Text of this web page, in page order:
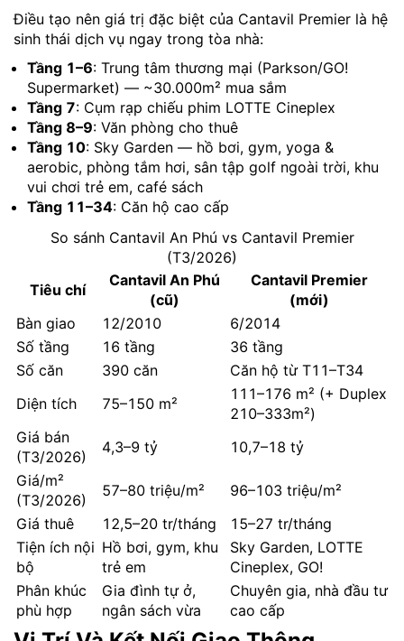
Điều tạo nên giá trị đặc biệt của Cantavil Premier là hệ
sinh thái dịch vụ ngay trong tòa nhà:
Tầng 1–6: Trung tâm thương mại (Parkson/GO!
Supermarket) — ~30.000m² mua sắm
Tầng 7: Cụm rạp chiếu phim LOTTE Cineplex
Tầng 8–9: Văn phòng cho thuê
Tầng 10: Sky Garden — hồ bơi, gym, yoga &
aerobic, phòng tắm hơi, sân tập golf ngoài trời, khu
vui chơi trẻ em, café sách
Tầng 11–34: Căn hộ cao cấp
So sánh Cantavil An Phú vs Cantavil Premier
(T3/2026)
Tiêu chí
Cantavil An Phú
(cũ)
Cantavil Premier
(mới)
Bàn giao
12/2010
6/2014
Số tầng
16 tầng
36 tầng
Số căn
390 căn
Căn hộ từ T11–T34
Diện tích
75–150 m²
111–176 m² (+ Duplex
210–333m²)
Giá bán
(T3/2026)
4,3–9 tỷ
10,7–18 tỷ
Giá/m²
(T3/2026)
57–80 triệu/m²
96–103 triệu/m²
Giá thuê
12,5–20 tr/tháng
15–27 tr/tháng
Tiện ích nội
bộ
Hồ bơi, gym, khu
trẻ em
Sky Garden, LOTTE
Cineplex, GO!
Phân khúc
phù hợp
Gia đình tự ở,
ngân sách vừa
Chuyên gia, nhà đầu tư
cao cấp